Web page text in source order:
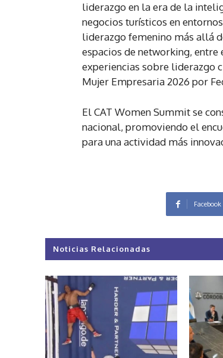
liderazgo en la era de la
negocios turísticos en
liderazgo femenino más allá
espacios de networking,
experiencias sobre liderazgo
Mujer Empresaria 2026 por
El CAT Women Summit se
nacional, promoviendo el
para una actividad más
Facebook
Noticias Relacionadas